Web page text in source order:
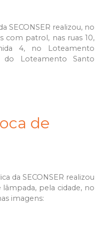
SECONSER realizou, no
com patrol, nas ruas 10,
4, no Loteamento
do Loteamento Santo
de
da SECONSER realizou
pela cidade, no
imagens: